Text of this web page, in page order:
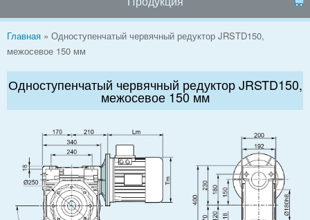
Вы здесь
Главная » Одноступенчатый червячный редуктор JRSTD150,
межосевое 150 мм
Одноступенчатый червячный редуктор JRSTD150,
межосевое 150 мм